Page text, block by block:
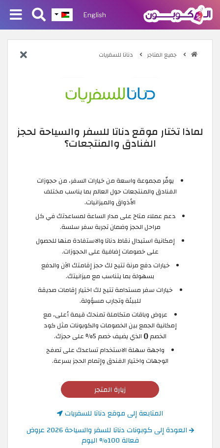
English
جميع المتاجر دناتا للسفريات
لماذا تختار موقع دناتا للسفر والسياحة لحجز
الفنادق والمنتجعات؟
يوفّر مجموعة واسعة من خيارات السفر، من حجوزات
الفنادق والمنتجعات حول العالم بما يناسب مختلف
الأذواق والميزانيات.
دعم عملاء متاح على مدار الساعة لمساعدتك في كل
مراحل الحجز وضمان تجربة سفر سلسة.
إمكانية استبدال نقاط دناتا والاستفادة منها للحصول
على خصومات إضافية على الحجوزات.
خيارات دفع مرنة تتيح لك حجز إقامتك الآن والدفع
بسهولة بما يتناسب مع ميزانيتك.
خيارات سفر مستدامة تتيح لك اختيار إقامات صديقة
للبيئة وتجارب مسؤولة.
عروض وباقات متكاملة تمنحك قيمة أعلى، مع
إمكانية الجمع بين الخصومات والكوبونات مثل كود
الخصم() الذي يضيف خصم 5% على حجزك.
واجهة سهلة الاستخدام تساعدك على تصفح
الوجهات واختيار الفندق وإتمام الحجز بسرعة.
زيارة المتجر
المتابعة إلى موقع دناتا للسفريات
العودة إلى كوبونات دناتا للسفر والسياحة 2026 عروض
فعالة 100% اليوم